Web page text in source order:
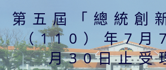
第五屆「總統創
（110）年7月
月30日止受